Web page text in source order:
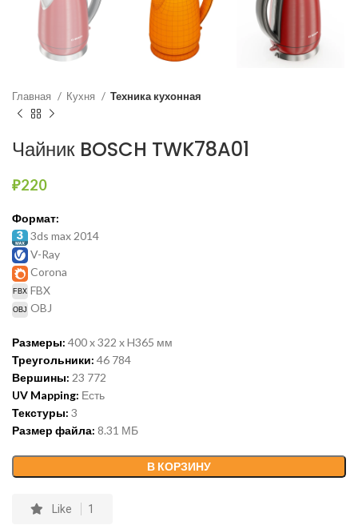
Главная Кухня Техника кухонная
Чайник BOSCH TWK78A01
₽220
Формат:
3ds max 2014
V-Ray
Corona
FBX
OBJ
Размеры: 400 x 322 x H365 мм
Треугольники: 46 784
Вершины: 23 772
UV Mapping: Есть
Текстуры: 3
Размер файла: 8.31 МБ
В КОРЗИНУ
Like 1